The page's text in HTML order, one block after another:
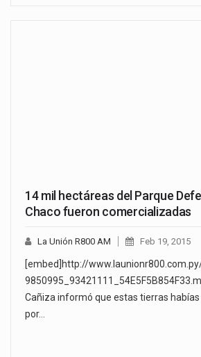
14 mil hectáreas del Parque
Chaco fueron comercializadas
La Unión R800 AM Feb 19, 2015
[embed]http://
Cañiza informó que estas tierras
por…